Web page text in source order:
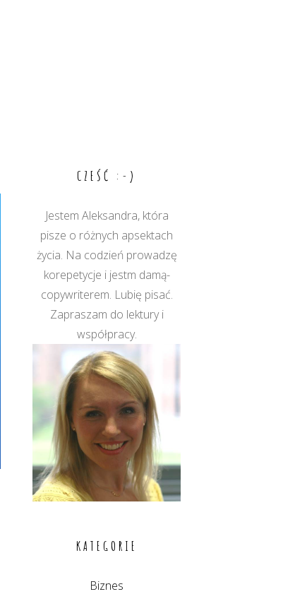
CZEŚĆ :-)
Jestem Aleksandra, która
pisze o różnych apsektach
życia. Na codzień prowadzę
korepetycje i jestm damą-
copywriterem. Lubię pisać.
Zapraszam do lektury i
współpracy.
KATEGORIE
Biznes